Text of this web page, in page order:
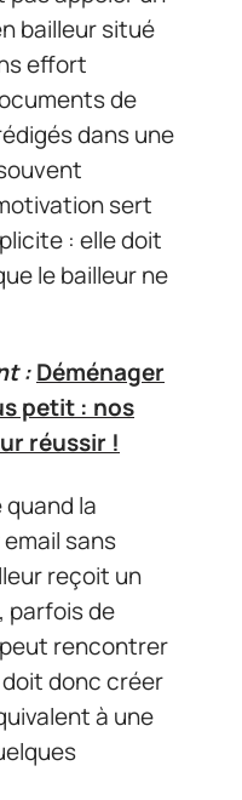
bailleur situé
effort
de
dans une
sert
: elle doit
le bailleur ne
:Déménager
petit : nos
réussir !
la
sans
reçoit un
parfois de
rencontrer
donc créer
à une